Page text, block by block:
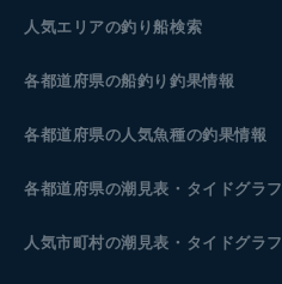
人気エリアの釣り船検索
各都道府県の船釣り釣果情報
各都道府県の人気魚種の釣果情報
各都道府県の潮見表 ・タイドグラフ
人気市町村の潮見表・タイドグラフ